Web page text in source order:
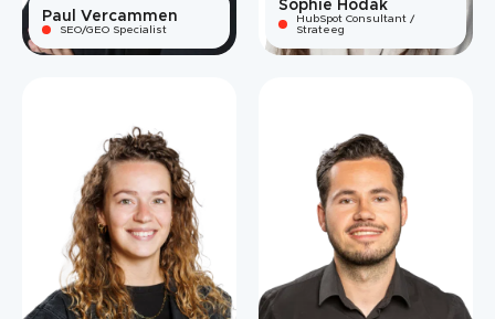
Paul Vercammen
SEO/GEO Specialist
Sophie Hodak
HubSpot Consultant /
Strateeg